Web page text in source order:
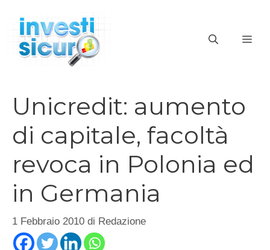
contenuto
Unicredit: aumento
di capitale, facoltà
revoca in Polonia ed
in Germania
1 Febbraio 2010 di Redazione